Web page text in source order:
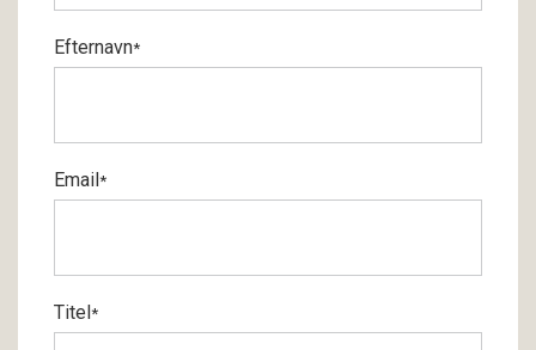
Efternavn*
Email*
Titel*